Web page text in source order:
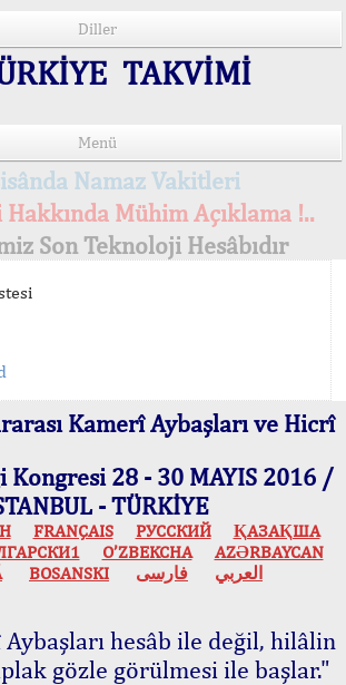
Diller
TAKVİMİ
Menü
Namaz Vakitleri
Mühim Açıklama !..
Son Teknoloji Hesâbıdır
Kamerî Aybaşları ve Hicrî
28 - 30 MAYIS 2016 /
- TÜRKİYE
FRANÇAIS РУССКИЙ
ҚАЗАҚША
O’ZBEKCHA
AZӘRBAYCAN
BOSANSKI العربي فارسی
hesâb ile değil, hilâlin
gözle görülmesi ile başlar."